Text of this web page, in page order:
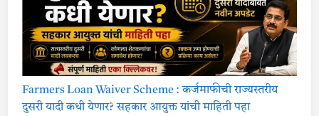
Farmers Loan Waiver Scheme : कर्जमाफीची राज्यस्तरीय
दुसरी यादी कधी येणार? सहकार आयुक्त यांची माहिती पहा